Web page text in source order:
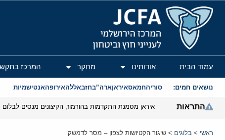
המרכז הירושלמי לענייני חוץ וביטחון
עמוד הבית אודותינו מחקר המרכז
נושאים חמים: סוריהחמאסאיראןארה”בחזבאללהאירופהאנטישמיות
התראות איראן מסמנת התקדמות בהורמוז, הקיצונים מנסים לבלום
ראשי > בלוגים > שיגור הקטיושות לצפון – מסר לדמשק